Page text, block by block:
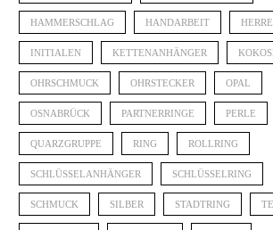
HAMMERSCHLAG HANDARBEIT
INITIALEN KETTENANHÄNGER
OHRSCHMUCK OHRSTECKER OPAL
OSNABRÜCK PARTNERRINGE PERLE
QUARZGRUPPE RING ROLLRING
SCHLÜSSELANHÄNGER SCHLÜSSELRING
SCHMUCK SILBER STADTRING